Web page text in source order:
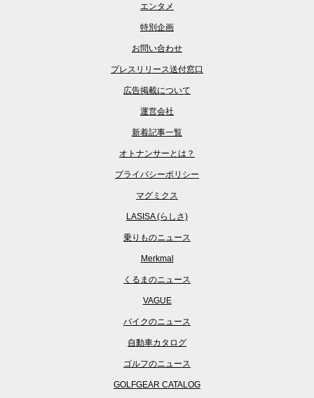
エンタメ
特別企画
お問い合わせ
プレスリリース送付窓口
広告掲載について
運営会社
新着記事一覧
オトナンサーとは？
プライバシーポリシー
マグミクス
LASISA (らしさ)
乗りものニュース
Merkmal
くるまのニュース
VAGUE
バイクのニュース
自動車カタログ
ゴルフのニュース
GOLFGEAR CATALOG